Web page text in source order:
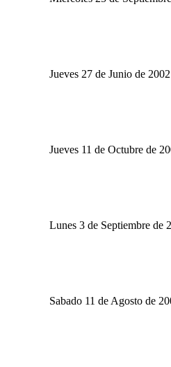
Jueves 27 de Junio de 2002
Jueves 11 de Octubre de
Lunes 3 de Septiembre de
Sabado 11 de Agosto de